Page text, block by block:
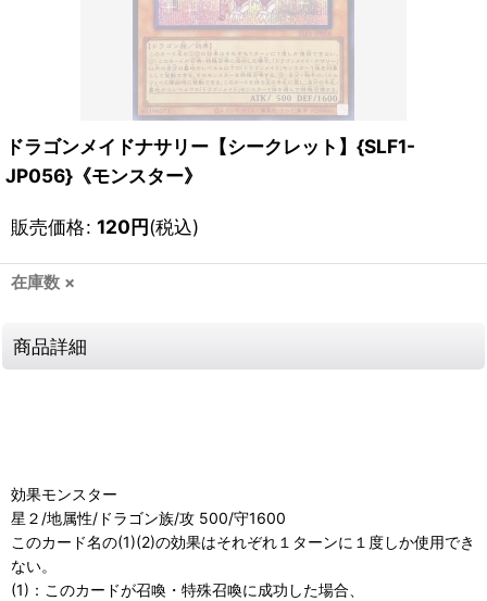
ドラゴンメイドナサリー【シークレット】{SLF1-
JP056}《モンスター》
販売価格: 120円(税込)
在庫数 ×
商品詳細
効果モンスター
星２/地属性/ドラゴン族/攻 500/守1600
このカード名の(1)(2)の効果はそれぞれ１ターンに１度しか使用でき
ない。
(1)：このカードが召喚・特殊召喚に成功した場合、